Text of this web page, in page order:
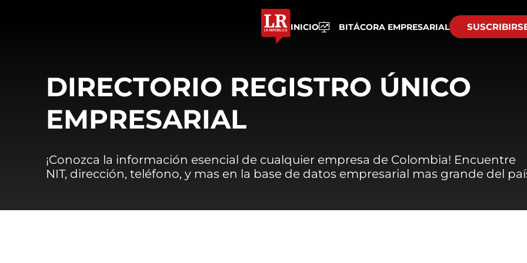
INICIO BITÁCORA EMPRESARIAL
DIRECTORIO REGISTRO ÚNICO
EMPRESARIAL
¡Conozca la información esencial de cualquier empresa de Colombia! Encuentre
NIT, dirección, teléfono, y mas en la base de datos empresarial mas grande del